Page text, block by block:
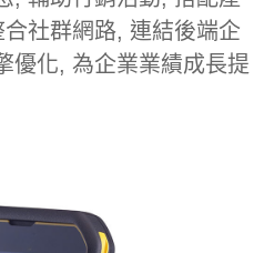
社群網路, 連結後端企
優化, 為企業業績成長提